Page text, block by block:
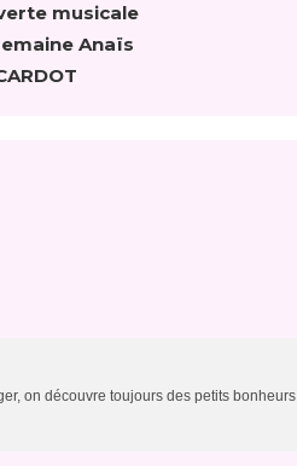
musicale
Anaïs
on découvre toujours des petits bonheurs